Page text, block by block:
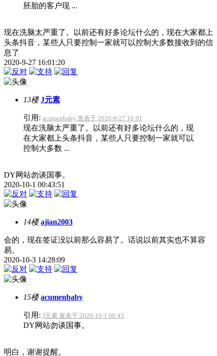
胚胎的客户现 ...
现在洗脑太严重了。以前还有好多论坛什么的，现在大家都上
头条抖音，某些人只要控制一家就可以控制大多数接收到的信
息了
2020-9-27 16:01:20
13楼 J元素
引用: acumenbaby 发表于 2020-9-27 16:01
现在洗脑太严重了。以前还有好多论坛什么的，现
在大家都上头条抖音，某些人只要控制一家就可以
控制大多数 ...
DY网站勿谈国事。
2020-10-1 00:43:51
14楼 ajian2003
会的，现在签证没以前那么容易了。话说以前其实也不算容
易。
2020-10-3 14:28:09
15楼 acumenbaby
引用: J元素 发表于 2020-10-1 00:43
DY网站勿谈国事。
明白，谢谢提醒。